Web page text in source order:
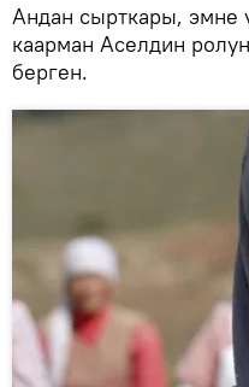
Андан сырткары, эмне
каарман Аселдин
берген.